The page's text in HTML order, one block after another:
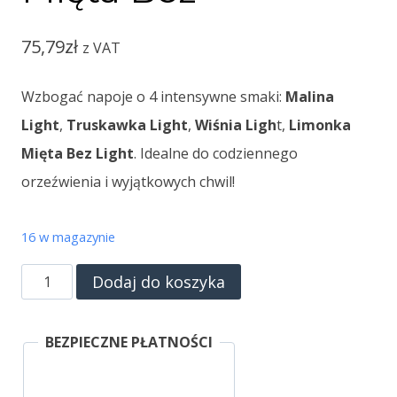
75,79zł z VAT
Wzbogać napoje o 4 intensywne smaki: Malina
Light, Truskawka Light, Wiśnia Light, Limonka
Mięta Bez Light. Idealne do codziennego
orzeźwienia i wyjątkowych chwil!
16 w magazynie
ilość
FruttaMax
Zestaw
Dodaj do koszyka
BEZPIECZNE PŁATNOŚCI